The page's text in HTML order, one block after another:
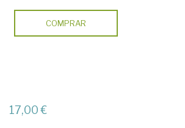
COMPRAR
17,00 €